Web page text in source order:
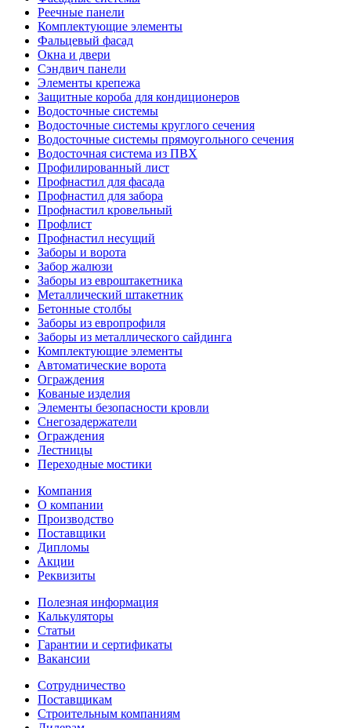
Реечные панели
Комплектующие элементы
Фальцевый фасад
Окна и двери
Сэндвич панели
Элементы крепежа
Защитные короба для кондиционеров
Водосточные системы
Водосточные системы круглого сечения
Водосточные системы прямоугольного сечения
Водосточная система из ПВХ
Профилированный лист
Профнастил для фасада
Профнастил для забора
Профнастил кровельный
Профлист
Профнастил несущий
Заборы и ворота
Забор жалюзи
Заборы из евроштакетника
Металлический штакетник
Бетонные столбы
Заборы из европрофиля
Заборы из металлического сайдинга
Комплектующие элементы
Автоматические ворота
Ограждения
Кованые изделия
Элементы безопасности кровли
Снегозадержатели
Ограждения
Лестницы
Переходные мостики
Компания
О компании
Производство
Поставщики
Дипломы
Акции
Реквизиты
Полезная информация
Калькуляторы
Статьи
Гарантии и сертификаты
Вакансии
Сотрудничество
Поставщикам
Строительным компаниям